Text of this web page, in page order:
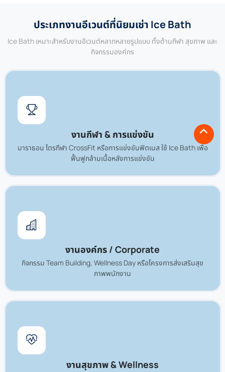
ประเภทงานอีเวนต์ที่นิยมเช่า Ice Bath
Ice Bath เหมาะสำหรับงานอีเวนต์หลากหลายรูปแบบ ทั้งด้านกีฬา สุขภาพ และ
กิจกรรมองค์กร
งานกีฬา & การแข่งขัน
มาราธอน ไตรกีฬา CrossFit หรือการแข่งขันฟิตเนส ใช้ Ice Bath เพื่อ
ฟื้นฟูกล้ามเนื้อหลังการแข่งขัน
งานองค์กร / Corporate
กิจกรรม Team Building, Wellness Day หรือโครงการส่งเสริมสุข
ภาพพนักงาน
งานสุขภาพ & Wellness